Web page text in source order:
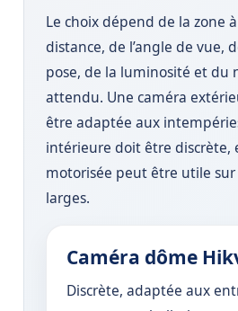
Le choix dépend de la zone
distance, de l’angle de vue,
pose, de la luminosité et du
attendu. Une caméra
être adaptée aux
intérieure doit être discrète,
motorisée peut être utile sur
larges.
Caméra dôme
Discrète, adaptée aux